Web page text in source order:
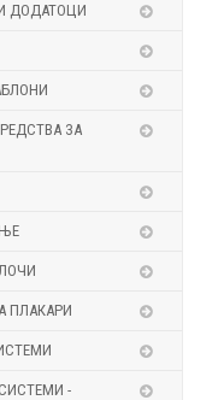
ДОДАТОЦИ
ЗА
ПЛАКАРИ
-